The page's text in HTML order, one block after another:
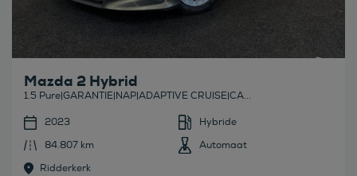
Mazda 2 Hybrid
1.5 Pure|GARANTIE|NAP|ADAPTIVE CRUISE|CA...
2023
Hybride
84.807 km
Automaat
Ridderkerk